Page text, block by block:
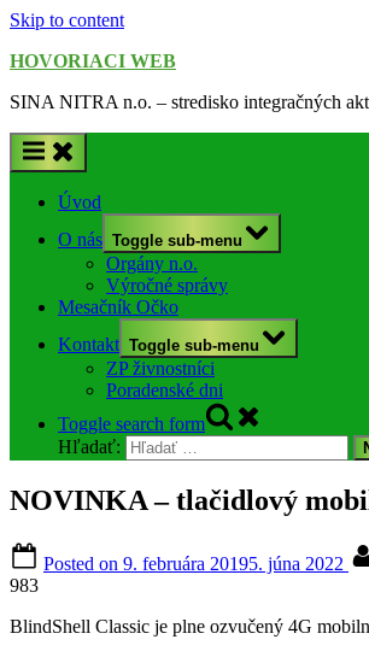
Skip to content
HOVORIACI WEB
SINA NITRA n.o. – stredisko integračných
Úvod
O nás Toggle sub-menu
Orgány n.o.
Výročné správy
Mesačník Očko
Kontakt Toggle sub-menu
ZP živnostníci
Poradenské dni
Toggle search form
Hľadať:
NOVINKA – tlačidlový
Posted on 9. februára 20195. júna 2022
983
BlindShell Classic je plne ozvučený 4G